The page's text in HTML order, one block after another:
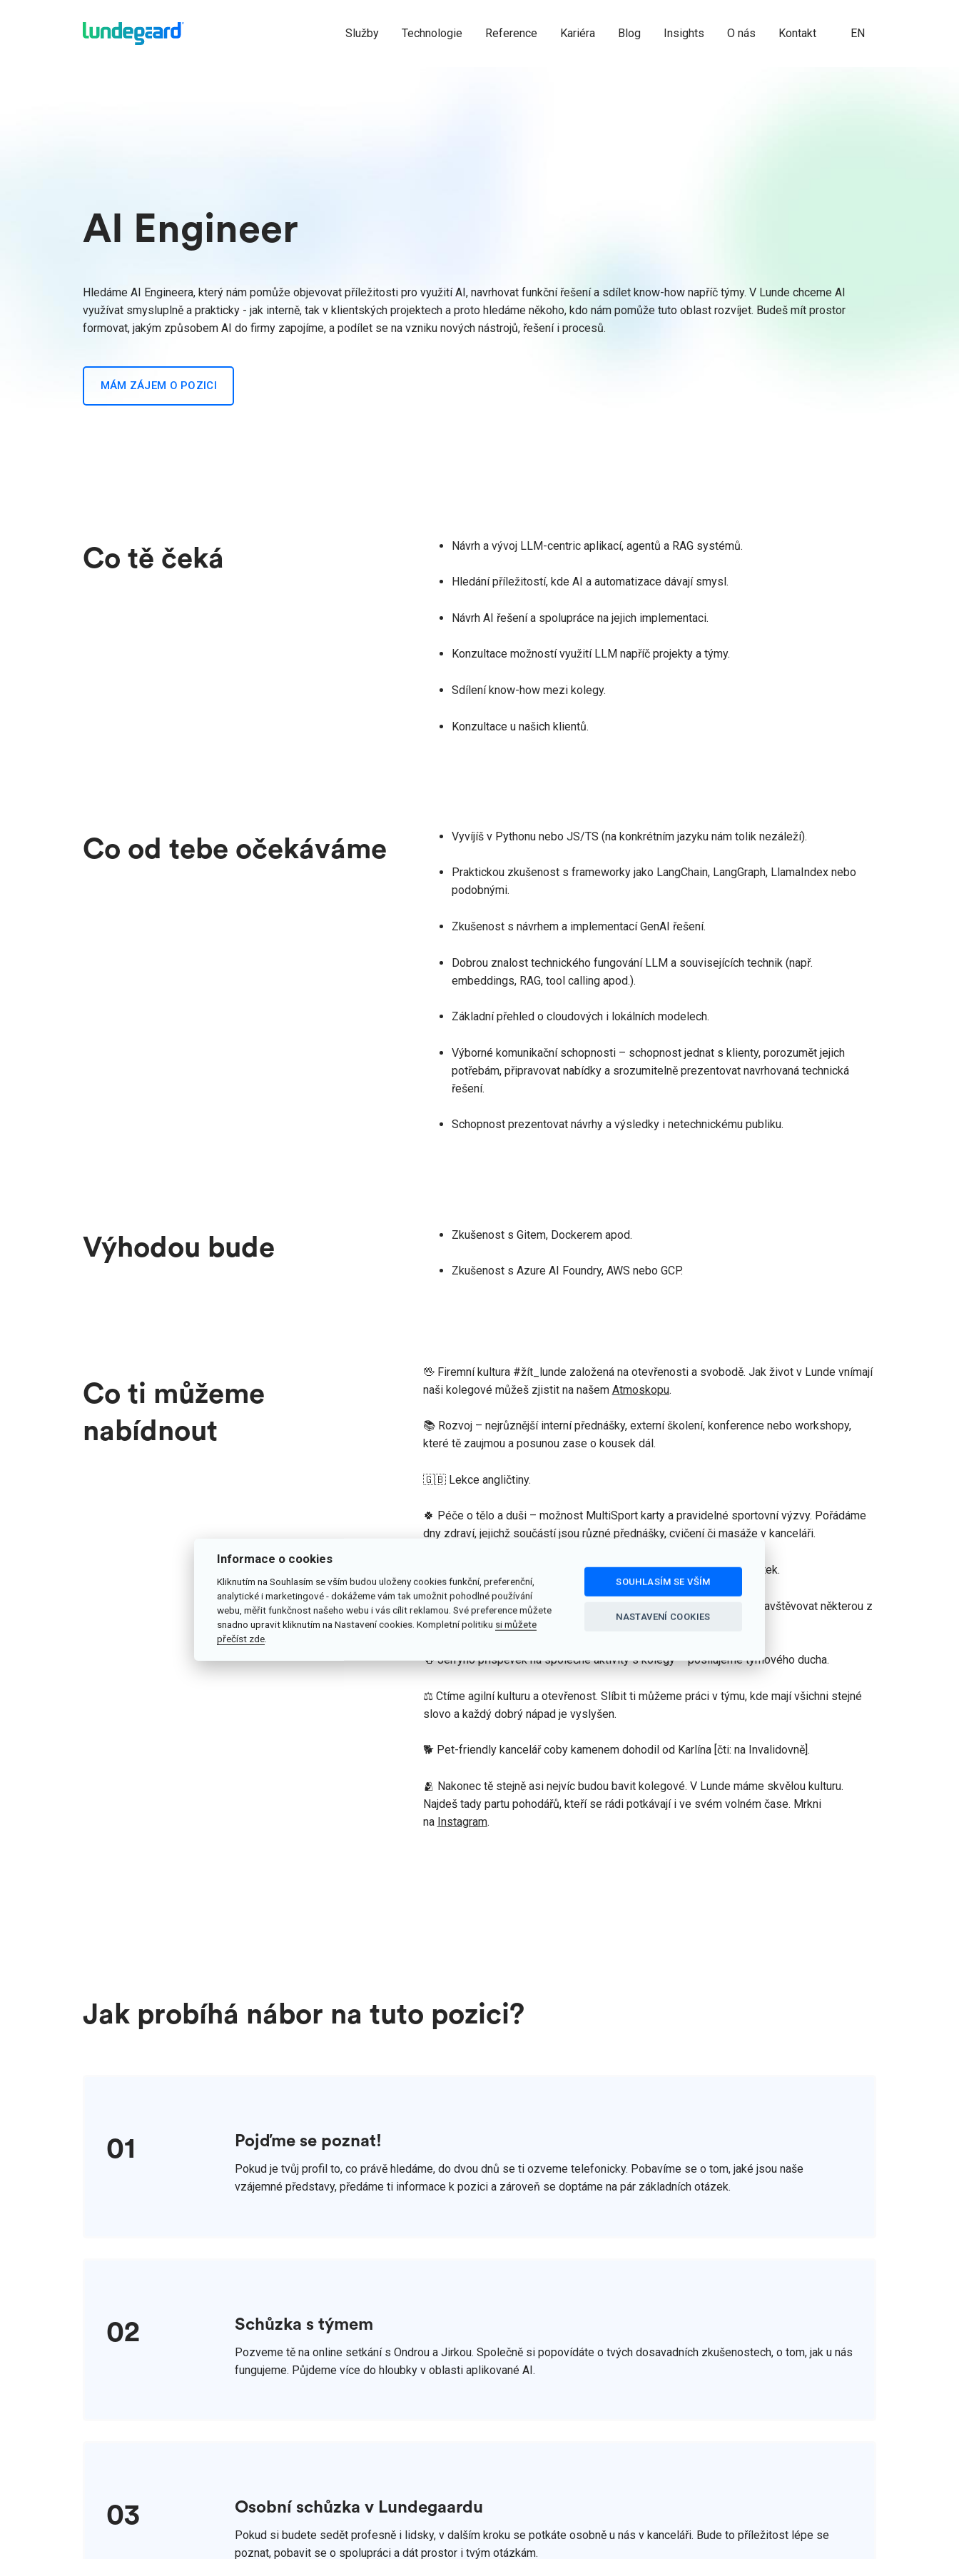
Služby Technologie Reference Kariéra Blog Insights O nás Kontakt CZ
EN
AI Engineer
Hledáme AI Engineera, který nám pomůže objevovat příležitosti pro využití AI, navrhovat funkční řešení a sdílet know-how napříč týmy. V Lunde chceme AI
využívat smysluplně a prakticky - jak interně, tak v klientských projektech a proto hledáme někoho, kdo nám pomůže tuto oblast rozvíjet. Budeš mít prostor
formovat, jakým způsobem AI do firmy zapojíme, a podílet se na vzniku nových nástrojů, řešení i procesů.
MÁM ZÁJEM O POZICI
Co tě čeká Návrh a vývoj LLM-centric aplikací, agentů a RAG systémů.
Hledání příležitostí, kde AI a automatizace dávají smysl.
Návrh AI řešení a spolupráce na jejich implementaci.
Konzultace možností využití LLM napříč projekty a týmy.
Sdílení know-how mezi kolegy.
Konzultace u našich klientů.
Co od tebe očekáváme Vyvíjíš v Pythonu nebo JS/TS (na konkrétním jazyku nám tolik nezáleží).
Praktickou zkušenost s frameworky jako LangChain, LangGraph, LlamaIndex nebo
podobnými.
Zkušenost s návrhem a implementací GenAI řešení.
Dobrou znalost technického fungování LLM a souvisejících technik (např.
embeddings, RAG, tool calling apod.).
Základní přehled o cloudových i lokálních modelech.
Výborné komunikační schopnosti – schopnost jednat s klienty, porozumět jejich
potřebám, připravovat nabídky a srozumitelně prezentovat navrhovaná technická
řešení.
Schopnost prezentovat návrhy a výsledky i netechnickému publiku.
Výhodou bude Zkušenost s Gitem, Dockerem apod.
Zkušenost s Azure AI Foundry, AWS nebo GCP.
Co ti můžeme
nabídnout
🖖 Firemní kultura #žít_lunde založená na otevřenosti a svobodě. Jak život v Lunde vnímají
naši kolegové můžeš zjistit na našem Atmoskopu.
📚 Rozvoj – nejrůznější interní přednášky, externí školení, konference nebo workshopy,
které tě zaujmou a posunou zase o kousek dál.
🇬🇧 Lekce angličtiny.
🍀 Péče o tělo a duši – možnost MultiSport karty a pravidelné sportovní výzvy. Pořádáme
dny zdraví, jejichž součástí jsou různé přednášky, cvičení či masáže v kanceláři.
🧇 Společné snídaně každé pondělí a středu. Odpolední svačiny v pátek.
⌛ Flexibilita – je jen na tobě, zda budeš chtít pracovat z domu nebo navštěvovat některou z
našich kanceláří (Praha, Brno nebo Košice).
🍻 Jerryho příspěvek na společné aktivity s kolegy – posilujeme týmového ducha.
⚖️ Ctíme agilní kulturu a otevřenost. Slíbit ti můžeme práci v týmu, kde mají všichni stejné
slovo a každý dobrý nápad je vyslyšen.
🐕 Pet-friendly kancelář coby kamenem dohodil od Karlína [čti: na Invalidovně].
🫂 Nakonec tě stejně asi nejvíc budou bavit kolegové. V Lunde máme skvělou kulturu.
Najdeš tady partu pohodářů, kteří se rádi potkávají i ve svém volném čase. Mrkni
na Instagram.
Jak probíhá nábor na tuto pozici?
01 Pojďme se poznat!
Pokud je tvůj profil to, co právě hledáme, do dvou dnů se ti ozveme telefonicky. Pobavíme se o tom, jaké jsou naše
vzájemné představy, předáme ti informace k pozici a zároveň se doptáme na pár základních otázek.
02 Schůzka s týmem
Pozveme tě na online setkání s Ondrou a Jirkou. Společně si popovídáte o tvých dosavadních zkušenostech, o tom, jak u nás
fungujeme. Půjdeme více do hloubky v oblasti aplikované AI.
03 Osobní schůzka v Lundegaardu
Pokud si budete sedět profesně i lidsky, v dalším kroku se potkáte osobně u nás v kanceláři. Bude to příležitost lépe se
poznat, pobavit se o spolupráci a dát prostor i tvým otázkám.
Informace o cookies
Kliknutím na Souhlasím se vším budou uloženy cookies funkční, preferenční,
analytické i marketingové - dokážeme vám tak umožnit pohodlné používání
webu, měřit funkčnost našeho webu i vás cílit reklamou. Své preference můžete
snadno upravit kliknutím na Nastavení cookies. Kompletní politiku si můžete
přečíst zde
SOUHLASÍM SE VŠÍM
NASTAVENÍ COOKIES